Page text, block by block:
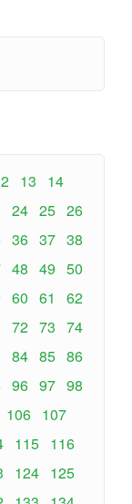
13
14
24 25 26
36 37 38
48 49 50
60 61
62
72 73 74
84 85 86
96 97 98
106 107
115 116
124 125